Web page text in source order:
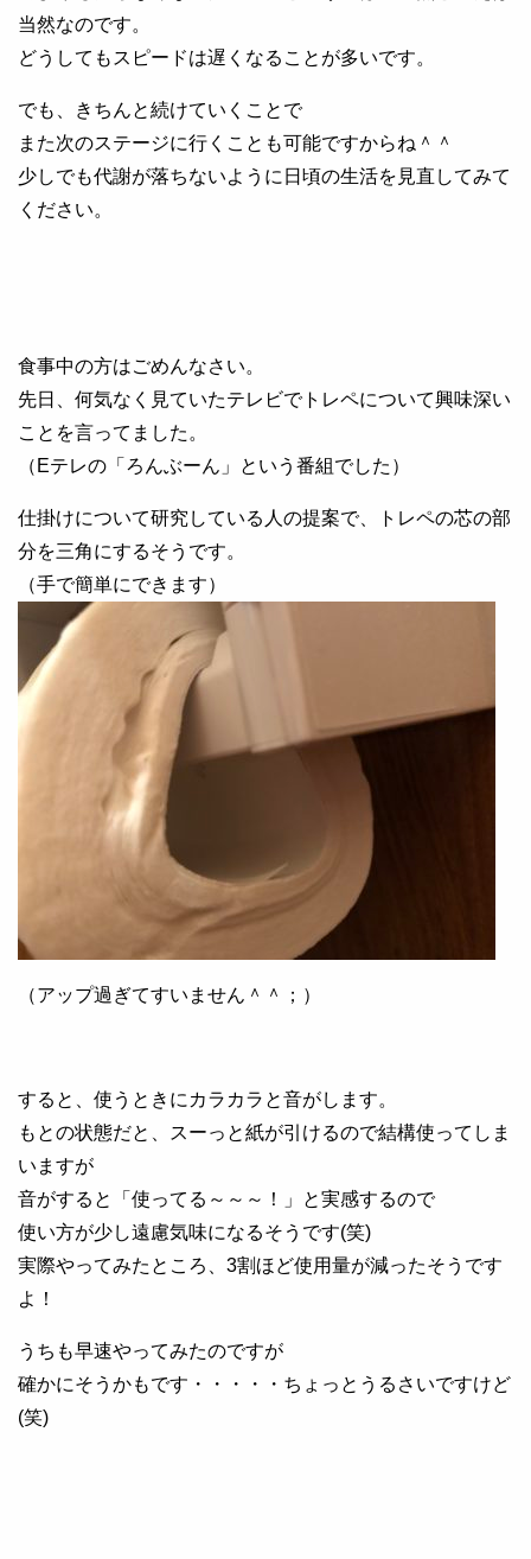
当然なのです。
どうしてもスピードは遅くなることが多いです。
でも、きちんと続けていくことで
また次のステージに行くことも可能ですからね＾＾
少しでも代謝が落ちないように日頃の生活を見直してみて
ください。
食事中の方はごめんなさい。
先日、何気なく見ていたテレビでトレペについて興味深い
ことを言ってました。
（Eテレの「ろんぶーん」という番組でした）
仕掛けについて研究している人の提案で、トレペの芯の部
分を三角にするそうです。
（手で簡単にできます）
（アップ過ぎてすいません＾＾；）
すると、使うときにカラカラと音がします。
もとの状態だと、スーっと紙が引けるので結構使ってしま
いますが
音がすると「使ってる～～～！」と実感するので
使い方が少し遠慮気味になるそうです(笑)
実際やってみたところ、3割ほど使用量が減ったそうです
よ！
うちも早速やってみたのですが
確かにそうかもです・・・・・ちょっとうるさいですけど
(笑)